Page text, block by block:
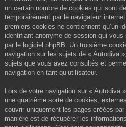
un certain nombre de cookies qui sont
temporairement par le navigateur
premiers cookies ne contiennent qu’un
identifiant anonyme de session qui
par le logiciel phpBB. Un troisième
navigation sur les sujets de « Autodiva
sujets que vous avez consultés et
navigation en tant qu’utilisateur.
Lors de votre navigation sur « Autodiva
une quatrième sorte de cookies,
couvrir uniquement les pages créées
manière est de récupérer les